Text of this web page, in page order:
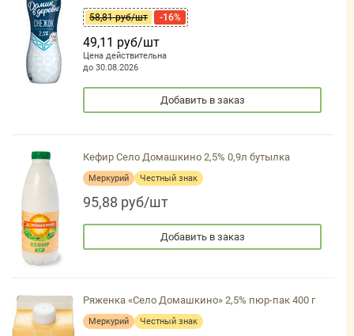
58,81 руб/шт -16%
49,11 руб/шт
Цена действительна
до 30.08.2026
Добавить в заказ
Кефир Село Домашкино 2,5% 0,9л бутылка
Меркурий Честный знак
95,88 руб/шт
Добавить в заказ
Ряженка «Село Домашкино» 2,5% пюр-пак 400 г
Меркурий Честный знак